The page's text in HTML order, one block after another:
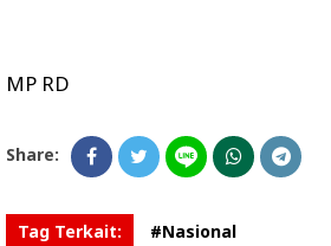
MP RD
Share:
Tag Terkait: #Nasional